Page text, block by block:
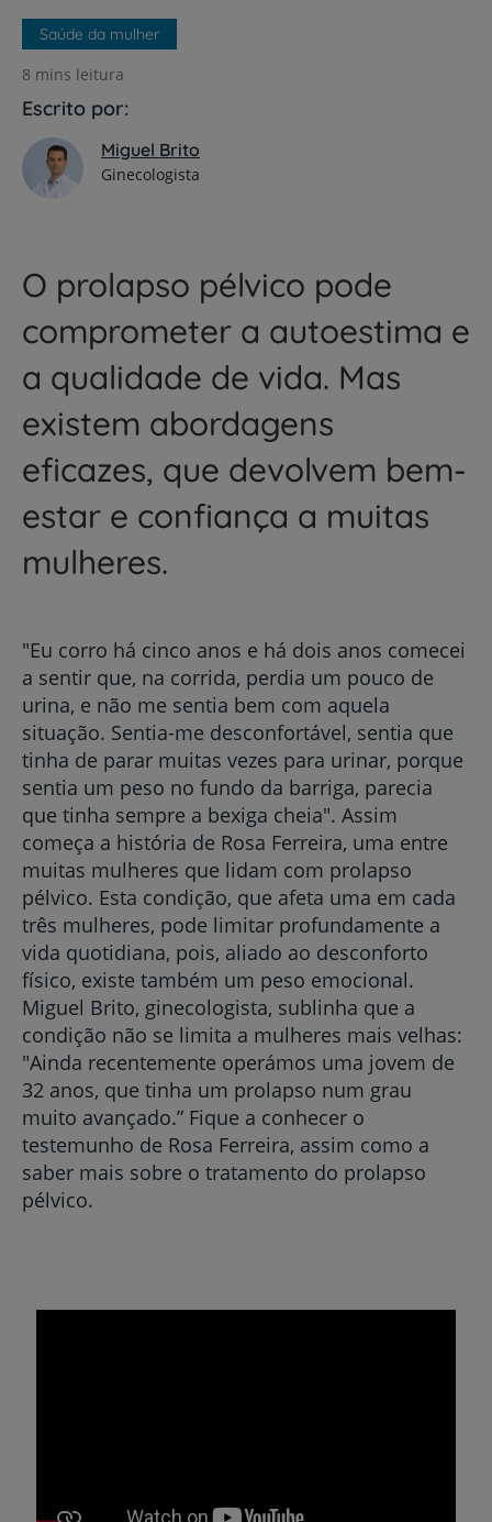
Saúde da mulher
8 mins leitura
Escrito por:
Miguel Brito
Ginecologista
O prolapso pélvico pode
comprometer a autoestima e
a qualidade de vida. Mas
existem abordagens
eficazes, que devolvem bem-
estar e confiança a muitas
mulheres.
"Eu corro há cinco anos e há dois anos comecei
a sentir que, na corrida, perdia um pouco de
urina, e não me sentia bem com aquela
situação. Sentia-me desconfortável, sentia que
tinha de parar muitas vezes para urinar, porque
sentia um peso no fundo da barriga, parecia
que tinha sempre a bexiga cheia". Assim
começa a história de Rosa Ferreira, uma entre
muitas mulheres que lidam com prolapso
pélvico. Esta condição, que afeta uma em cada
três mulheres, pode limitar profundamente a
vida quotidiana, pois, aliado ao desconforto
físico, existe também um peso emocional.
Miguel Brito, ginecologista, sublinha que a
condição não se limita a mulheres mais velhas:
"Ainda recentemente operámos uma jovem de
32 anos, que tinha um prolapso num grau
muito avançado.” Fique a conhecer o
testemunho de Rosa Ferreira, assim como a
saber mais sobre o tratamento do prolapso
pélvico.